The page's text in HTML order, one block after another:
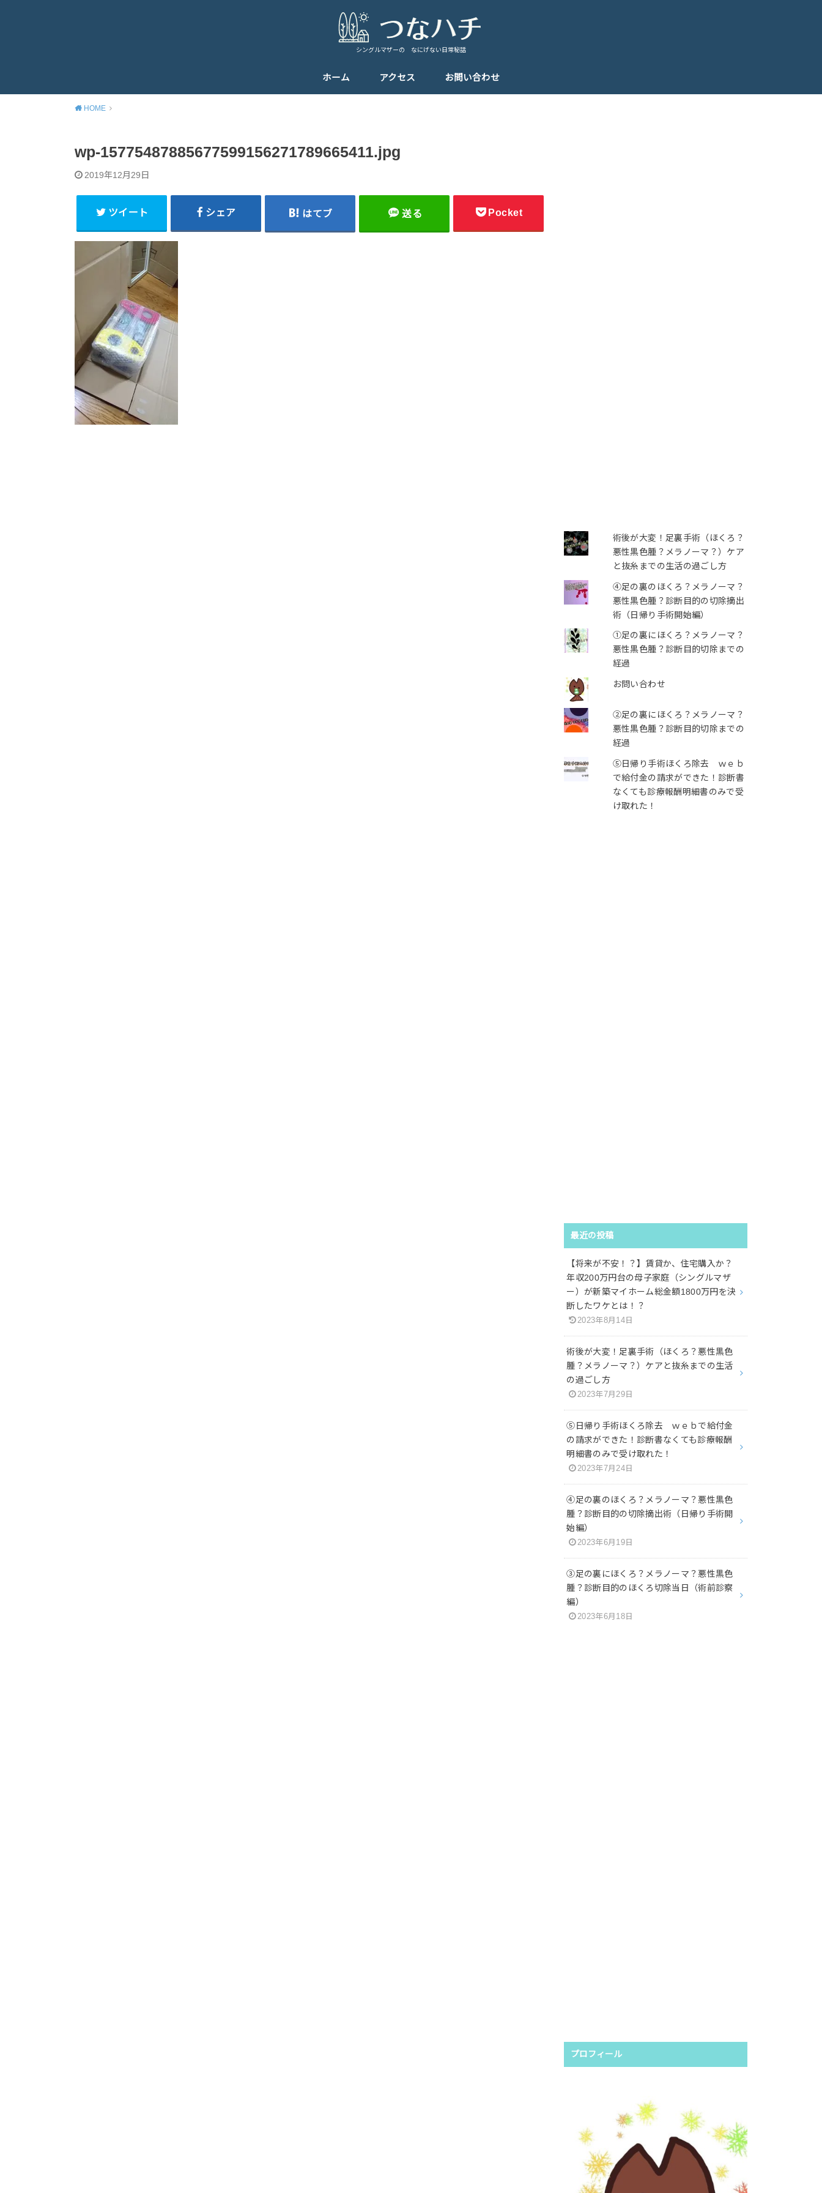
シングルマザーの なにげない日常秘話
ホーム アクセス お問い合わせ
HOME
wp-15775487885677599156271789665411.jpg
2019年12月29日
ツイート シェア はてブ 送る Pocket
術後が大変！足裏手術（ほくろ？
悪性黒色腫？メラノーマ？）ケア
と抜糸までの生活の過ごし方
④足の裏のほくろ？メラノーマ？
悪性黒色腫？診断目的の切除摘出
術（日帰り手術開始編）
①足の裏にほくろ？メラノーマ？
悪性黒色腫？診断目的切除までの
経過
お問い合わせ
②足の裏にほくろ？メラノーマ？
悪性黒色腫？診断目的切除までの
経過
⑤日帰り手術ほくろ除去 ｗｅｂ
で給付金の請求ができた！診断書
なくても診療報酬明細書のみで受
け取れた！
最近の投稿
【将来が不安！？】賃貸か、住宅購入か？
年収200万円台の母子家庭（シングルマザ
ー）が新築マイホーム総金額1800万円を決
断したワケとは！？
2023年8月14日
術後が大変！足裏手術（ほくろ？悪性黒色
腫？メラノーマ？）ケアと抜糸までの生活
の過ごし方
2023年7月29日
⑤日帰り手術ほくろ除去 ｗｅｂで給付金
の請求ができた！診断書なくても診療報酬
明細書のみで受け取れた！
2023年7月24日
④足の裏のほくろ？メラノーマ？悪性黒色
腫？診断目的の切除摘出術（日帰り手術開
始編）
2023年6月19日
③足の裏にほくろ？メラノーマ？悪性黒色
腫？診断目的のほくろ切除当日（術前診察
編）
2023年6月18日
プロフィール